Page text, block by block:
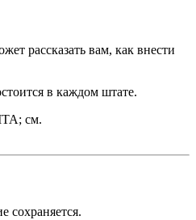
рассказать вам, как внести
в каждом штате.
см.
сохраняется.